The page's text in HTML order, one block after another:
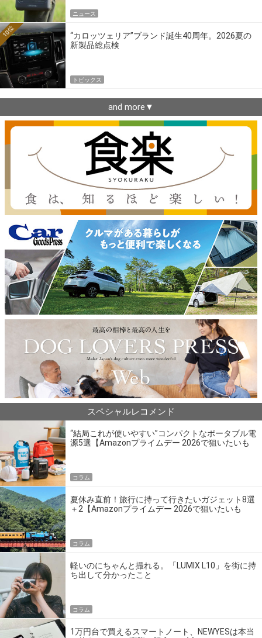
ニュース
“カロッツェリア”ブランド誕生40周年。2026夏の
新製品総点検
10位
トピックス
and more▼
スペシャルレコメンド
“結局これが使いやすい”コンパクトなポータブル電
源5選【Amazonプライムデー 2026で狙いたいも
コラム
夏休み直前！旅行に持って行きたいガジェット8選
＋2【Amazonプライムデー 2026で狙いたいも
コラム
軽いのにちゃんと撮れる。「LUMIX L10」を街に持
ち出して分かったこと
コラム
1万円台で買えるスマートノート、NEWYESは本当